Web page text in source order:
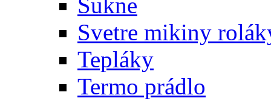
Sukne
Svetre mikiny
Tepláky
Termo prádlo